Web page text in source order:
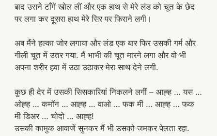
बाद उसने टाँगें खोल लीं और एक हाथ से मेरे लंड को चूत के छेद
पर लगा कर दूसरा हाथ मेरे सिर पर फिराने लगी।
अब मैंने हल्का जोर लगाया और लंड एक बार फिर उसकी गर्म और
गीली चूत में उतर गया. मैं भाभी की चूत मारने लगा और वो भी
अपना शरीर हवा में उठा उठाकर मेरा साथ देने लगी.
कुछ ही देर में उसकी सिसकारियां निकलने लगीं – आह्ह … यस …
ओह्ह … कमॉन … आह्ह … वाओ … फक मी … आह्ह … फक
मी डिअर … चोदो … आह्ह!
उसकी कामुक आवाजें सुनकर मैं भी उसको जमकर पेलता रहा.